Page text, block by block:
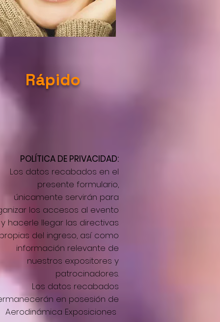
Rápido
POLÍTICA DE PRIVACIDAD:
Los datos recabados en el
presente formulario,
únicamente servirán para
los accesos al evento
y hacerle llegar las directivas
del ingreso, así como
información relevante de
nuestros expositores y
patrocinadores.
Los datos recabados
en posesión de
Aerodinámica Exposiciones